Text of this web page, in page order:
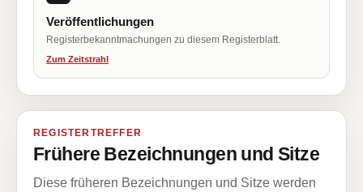
Veröffentlichungen
Registerbekanntmachungen zu diesem Registerblatt.
Zum Zeitstrahl
REGISTERTREFFER
Frühere Bezeichnungen und Sitze
Diese früheren Bezeichnungen und Sitze werden